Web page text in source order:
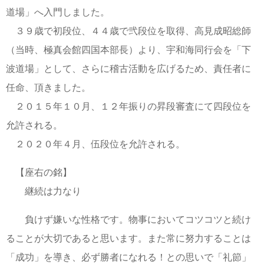
道場」へ入門しました。
３９歳で初段位、４４歳で弐段位を取得、高見成昭総師
（当時、極真会館四国本部長）より、宇和海同行会を「下
波道場」として、さらに稽古活動を広げるため、責任者に
任命、頂きました。
２０１５年１０月、１２年振りの昇段審査にて四段位を
允許される。
２０２０年４月、伍段位を允許される。
【座右の銘】
継続は力なり
負けず嫌いな性格です。物事においてコツコツと続け
ることが大切であると思います。また常に努力することは
「成功」を導き、必ず勝者になれる！との思いで「礼節」